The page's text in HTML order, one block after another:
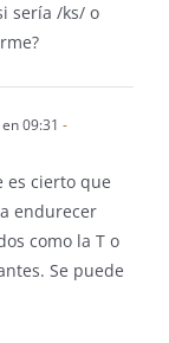
sería /ks/ o
09:31 -
es cierto que
endurecer
como la T o
Se puede